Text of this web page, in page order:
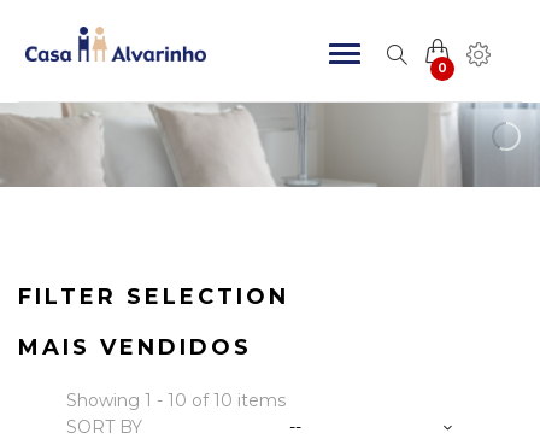
0
FILTER SELECTION
MAIS VENDIDOS
Showing 1 - 10 of 10 items
SORT BY
--